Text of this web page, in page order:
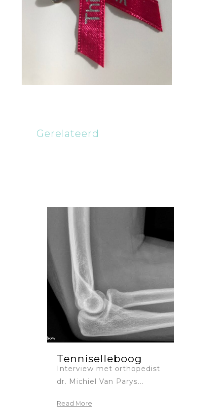
Gerelateerd
Tenniselleboog
Interview met orthopedist
dr. Michiel Van Parys...
Read More